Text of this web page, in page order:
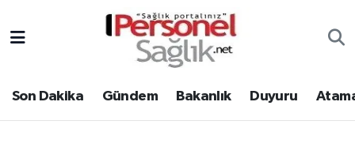
Son Dakika Gündem Bakanlık Duyuru
Gündem
Nöbetçi Eczaneler
Hava Durumu